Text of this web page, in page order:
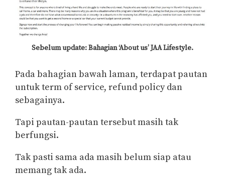
Sebelum update: Bahagian ‘About us’ JAA Lifestyle.
Pada bahagian bawah laman, terdapat pautan
untuk term of service, refund policy dan
sebagainya.
Tapi pautan-pautan tersebut masih tak
berfungsi.
Tak pasti sama ada masih belum siap atau
memang tak ada.